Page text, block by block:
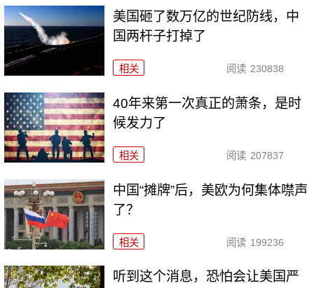
美国砸了数万亿的世纪防线，中
国两杆子打掉了
相关 阅读 230838
40年来第一次真正的萧条，是时
候发力了
相关 阅读 207837
中国“摊牌”后，美欧为何集体噤声
了？
相关 阅读 199236
听到这个消息，恐怕会让美国严